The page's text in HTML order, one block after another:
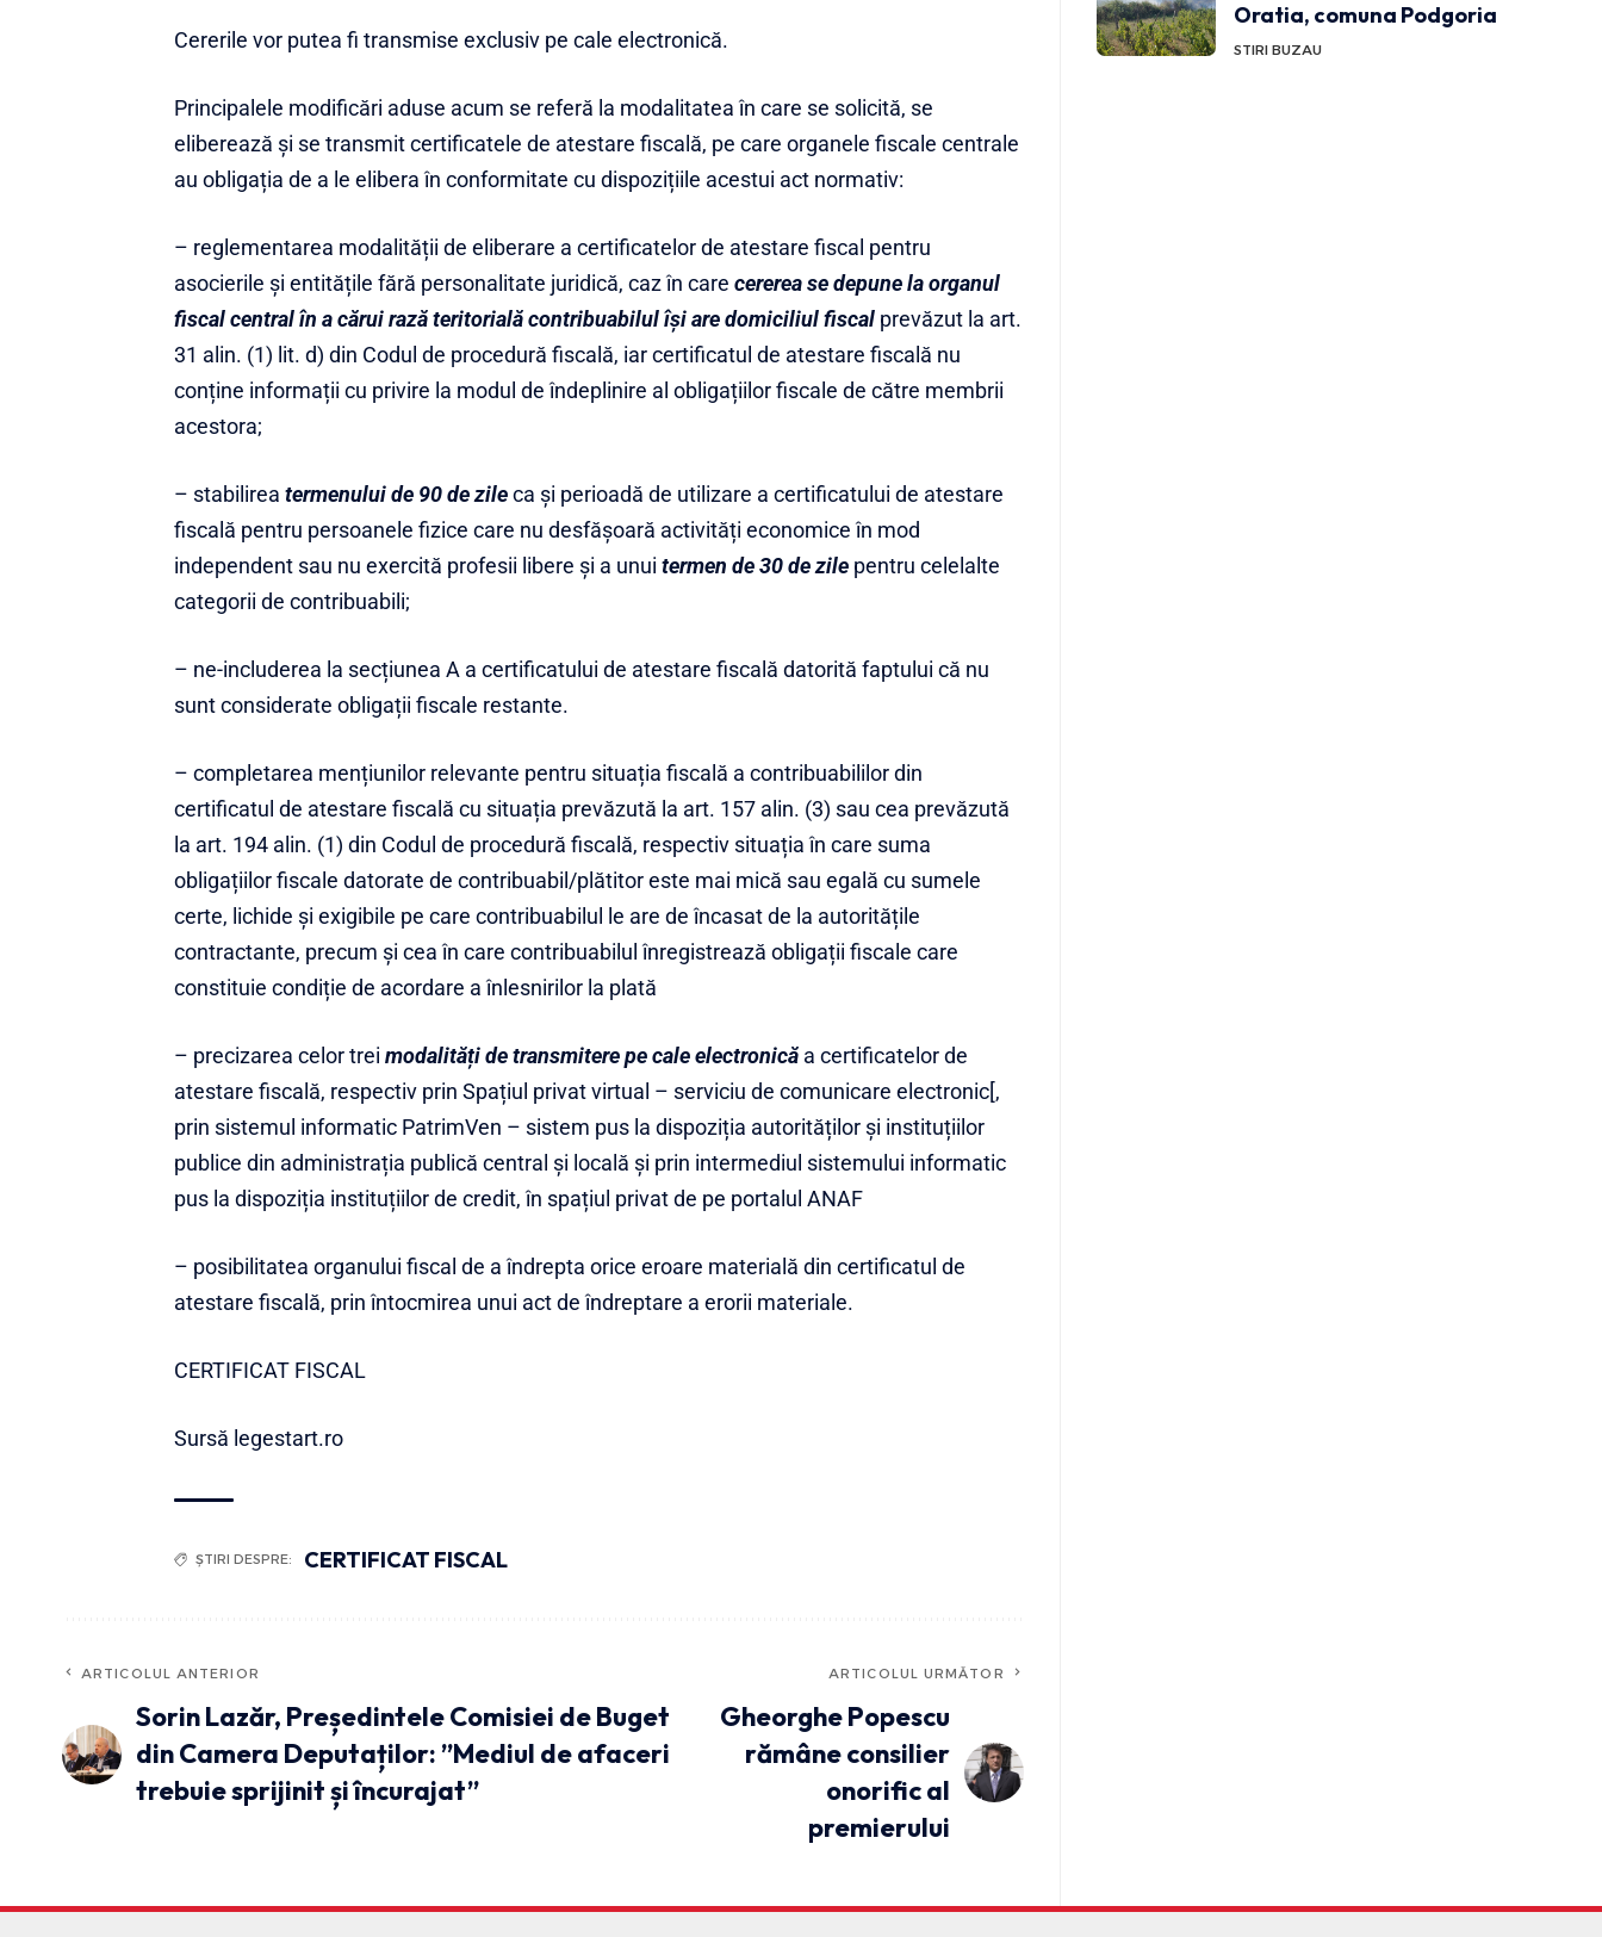
Cererile vor putea fi transmise exclusiv pe cale electronică.
Principalele modificări aduse acum se referă la modalitatea în care se solicită, se
eliberează și se transmit certificatele de atestare fiscală, pe care organele fiscale centrale
au obligația de a le elibera în conformitate cu dispozițiile acestui act normativ:
– reglementarea modalității de eliberare a certificatelor de atestare fiscal pentru
asocierile și entitățile fără personalitate juridică, caz în care cererea se depune la organul
fiscal central în a cărui rază teritorială contribuabilul își are domiciliul fiscal prevăzut la art.
31 alin. (1) lit. d) din Codul de procedură fiscală, iar certificatul de atestare fiscală nu
conține informații cu privire la modul de îndeplinire al obligațiilor fiscale de către membrii
acestora;
– stabilirea termenului de 90 de zileca și perioadă de utilizare a certificatului de atestare
fiscală pentru persoanele fizice care nu desfășoară activități economice în mod
independent sau nu exercită profesii libere și a unui termen de 30 de zile pentru celelalte
categorii de contribuabili;
– ne-includerea la secțiunea A a certificatului de atestare fiscală datorită faptului că nu
sunt considerate obligații fiscale restante.
– completarea mențiunilor relevante pentru situația fiscală a contribuabililor din
certificatul de atestare fiscală cu situația prevăzută la art. 157 alin. (3) sau cea prevăzută
la art. 194 alin. (1) din Codul de procedură fiscală, respectiv situația în care suma
obligațiilor fiscale datorate de contribuabil/plătitor este mai mică sau egală cu sumele
certe, lichide și exigibile pe care contribuabilul le are de încasat de la autoritățile
contractante, precum și cea în care contribuabilul înregistrează obligații fiscale care
constituie condiție de acordare a înlesnirilor la plată
– precizarea celor trei modalități de transmitere pe cale electronică a certificatelor de
atestare fiscală, respectiv prin Spațiul privat virtual – serviciu de comunicare electronic[,
prin sistemul informatic PatrimVen – sistem pus la dispoziția autorităților și instituțiilor
publice din administrația publică central și locală și prin intermediul sistemului informatic
pus la dispoziția instituțiilor de credit, în spațiul privat de pe portalul ANAF
– posibilitatea organului fiscal de a îndrepta orice eroare materială din certificatul de
atestare fiscală, prin întocmirea unui act de îndreptare a erorii materiale.
CERTIFICAT FISCAL
Sursă legestart.ro
ȘTIRI DESPRE: CERTIFICAT FISCAL
ARTICOLUL ANTERIOR
Sorin Lazăr, Președintele Comisiei de Buget
din Camera Deputaților: ”Mediul de afaceri
trebuie sprijinit și încurajat”
ARTICOLUL URMĂTOR
Gheorghe Popescu
rămâne consilier
onorific al
premierului
Oratia, comuna Podgoria
STIRI BUZAU